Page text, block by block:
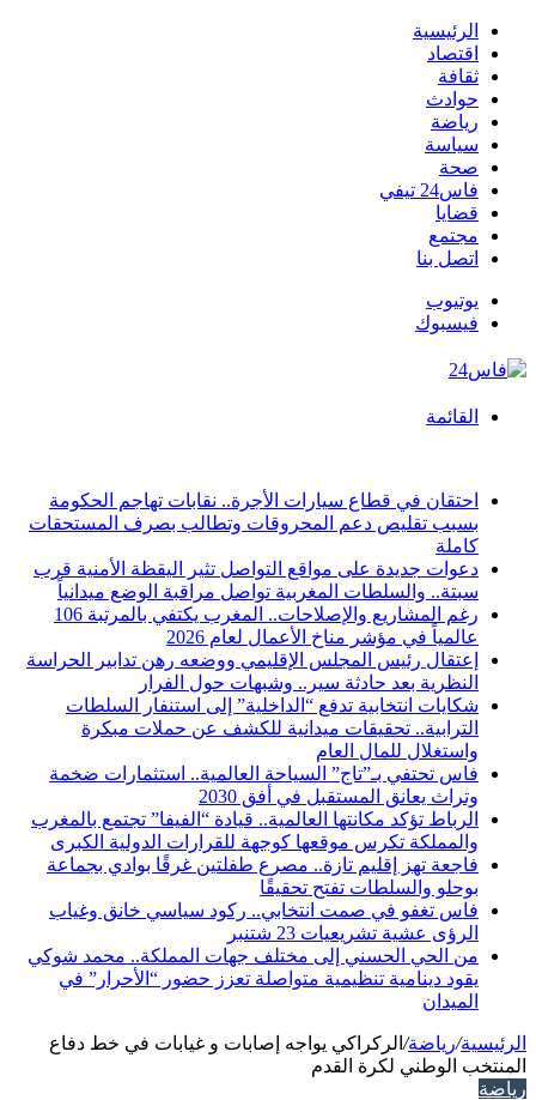
الرئيسية
اقتصاد
ثقافة
حوادث
رياضة
سياسة
صحة
فاس24 تيفي
قضايا
مجتمع
اتصل بنا
يوتيوب
فيسبوك
القائمة
احتقان في قطاع سيارات الأجرة.. نقابات تهاجم الحكومة
بسبب تقليص دعم المحروقات وتطالب بصرف المستحقات
كاملة
دعوات جديدة على مواقع التواصل تثير اليقظة الأمنية قرب
سبتة.. والسلطات المغربية تواصل مراقبة الوضع ميدانياً
رغم المشاريع والإصلاحات.. المغرب يكتفي بالمرتبة 106
عالمياً في مؤشر مناخ الأعمال لعام 2026
إعتقال رئيس المجلس الإقليمي ووضعه رهن تدابير الحراسة
النظرية بعد حادثة سير.. وشبهات حول الفرار
شكايات انتخابية تدفع “الداخلية” إلى استنفار السلطات
الترابية.. تحقيقات ميدانية للكشف عن حملات مبكرة
واستغلال للمال العام
فاس تحتفي بـ”تاج” السياحة العالمية.. استثمارات ضخمة
وتراث يعانق المستقبل في أفق 2030
الرباط تؤكد مكانتها العالمية.. قيادة “الفيفا” تجتمع بالمغرب
والمملكة تكرس موقعها كوجهة للقرارات الدولية الكبرى
فاجعة تهز إقليم تازة.. مصرع طفلتين غرقًا بوادي بجماعة
بوحلو والسلطات تفتح تحقيقًا
فاس تغفو في صمت انتخابي.. ركود سياسي خانق وغياب
الرؤى عشية تشريعيات 23 شتنبر
من الحي الحسني إلى مختلف جهات المملكة.. محمد شوكي
يقود دينامية تنظيمية متواصلة تعزز حضور “الأحرار” في
الميدان
الرئيسية/رياضة/ الركراكي يواجه إصابات و غيابات في خط دفاع
المنتخب الوطني لكرة القدم
رياضة